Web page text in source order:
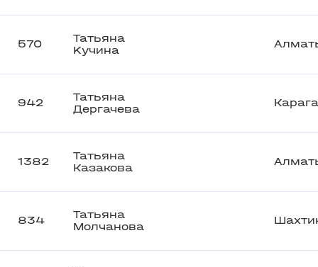
570
Татьяна
Kучина
942
Татьяна
Дергачева
1382
Татьяна
Казакова
834
Татьяна
Молчанова